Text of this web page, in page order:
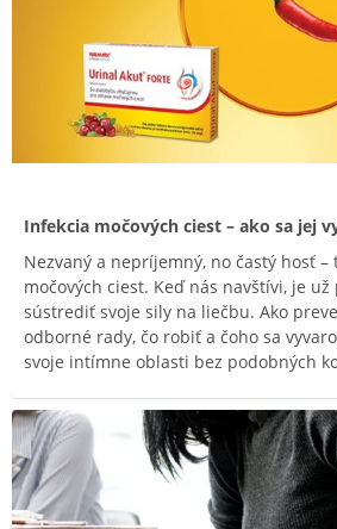
Infekcia močových ciest – ako sa jej
Nezvaný a nepríjemný, no častý hosť –
močových ciest. Keď nás navštívi, je
sústrediť svoje sily na liečbu. Ako
odborné rady, čo robiť a čoho sa
svoje intímne oblasti bez podobných